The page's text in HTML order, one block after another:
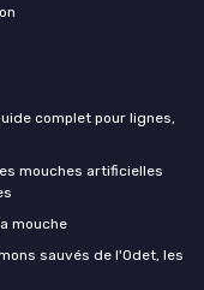
complet pour lignes,
mouches artificielles
mouche
sauvés de l'Odet, les